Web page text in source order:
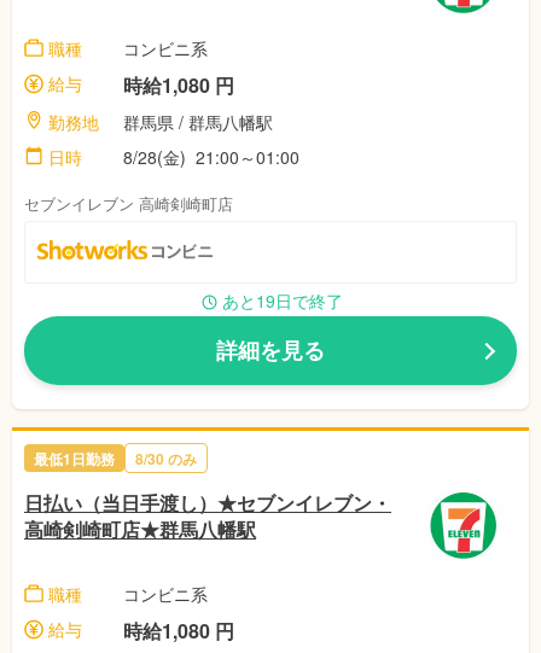
職種
コンビニ系
給与
時給1,080 円
勤務地
群馬県 / 群馬八幡駅
日時
8/28(金) 21:00～01:00
セブンイレブン 高崎剣崎町店
あと19日で終了
詳細を見る
最低1日勤務 8/30 のみ
日払い（当日手渡し）★セブンイレブン・
高崎剣崎町店★群馬八幡駅
職種
コンビニ系
給与
時給1,080 円